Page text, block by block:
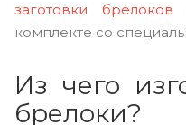
заготовки
комплекте со
Из чего
брелоки?